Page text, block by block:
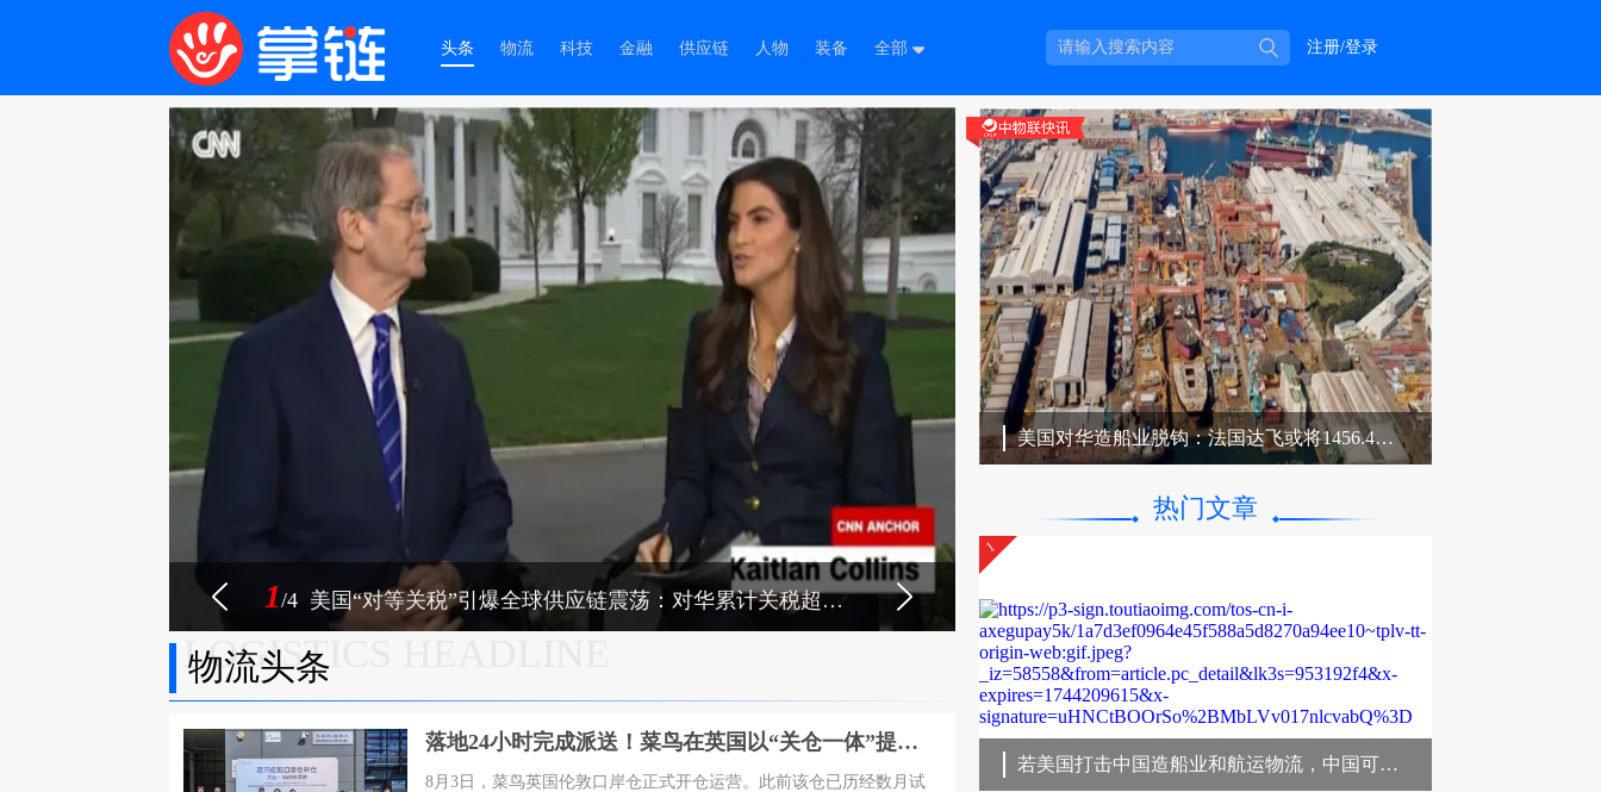
头条 物流 科技 金融 供应链 人物 装备 全部 注册/登录
1/4 美国“对等关税”引爆全球供应链震荡：对华累计关税超过73% 2 /4 世贸组织称美国关税或导致全球商品贸易量萎缩
物流头条
LOGISTICS HEADLINE
落地24小时完成派送！菜鸟在英国以“关仓一体”提速跨境时效
8月3日，菜鸟英国伦敦口岸仓正式开仓运营。此前该仓已历经数月试
美国对华造船业脱钩：法国达飞或将1456.42亿元投资美国造船业
热门文章
若美国打击中国造船业和航运物流，中国可以反制美国飞机制造业和航空物流？
1